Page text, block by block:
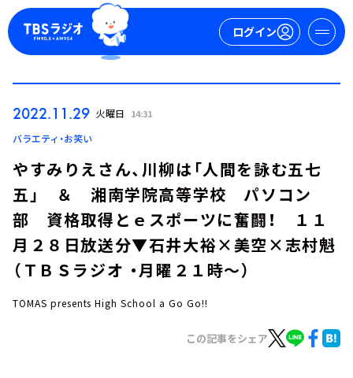
ログイン
ログイン
週間番組表
2022.11.29 火曜日 14:31
バラエティ・お笑い
やすみりえさん、川柳は「人間を詠む五七
五」 ＆ 湘南学院高等学校 パソコン
部 資格取得とｅスポーツに奮闘！ １１
月２８日放送分▼石井大裕×美空×志村魁
（ＴＢＳラジオ ・月曜２１時～）
TOMAS presents High School a Go Go!!
この記事をシェア